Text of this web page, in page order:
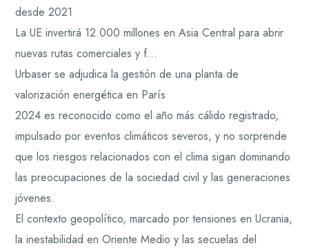
desde 2021
La UE invertirá 12.000 millones en Asia Central para abrir
nuevas rutas comerciales y f…
Urbaser se adjudica la gestión de una planta de
valorización energética en París
2024 es reconocido como el año más cálido registrado,
impulsado por eventos climáticos severos, y no sorprende
que los riesgos relacionados con el clima sigan dominando
las preocupaciones de la sociedad civil y las generaciones
jóvenes.
El contexto geopolítico, marcado por tensiones en Ucrania,
la inestabilidad en Oriente Medio y las secuelas del